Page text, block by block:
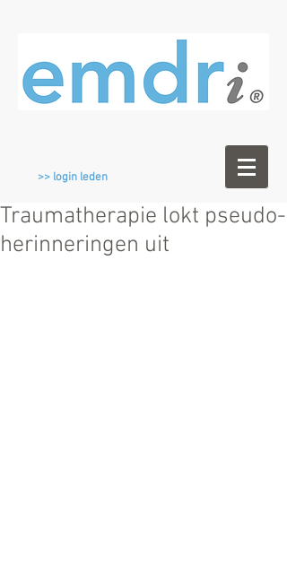
>> login leden
Traumatherapie lokt pseudo-
herinneringen uit